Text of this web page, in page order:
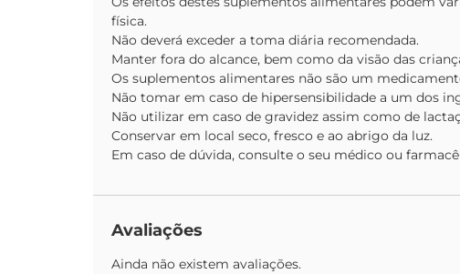
física.
Não deverá exceder a toma diária recomendada.
Manter fora do alcance, bem como da visão das
Os suplementos alimentares não são um
Não tomar em caso de hipersensibilidade a um dos
Não utilizar em caso de gravidez assim como de
Conservar em local seco, fresco e ao abrigo da luz.
Em caso de dúvida, consulte o seu médico ou
Avaliações
Ainda não existem avaliações.